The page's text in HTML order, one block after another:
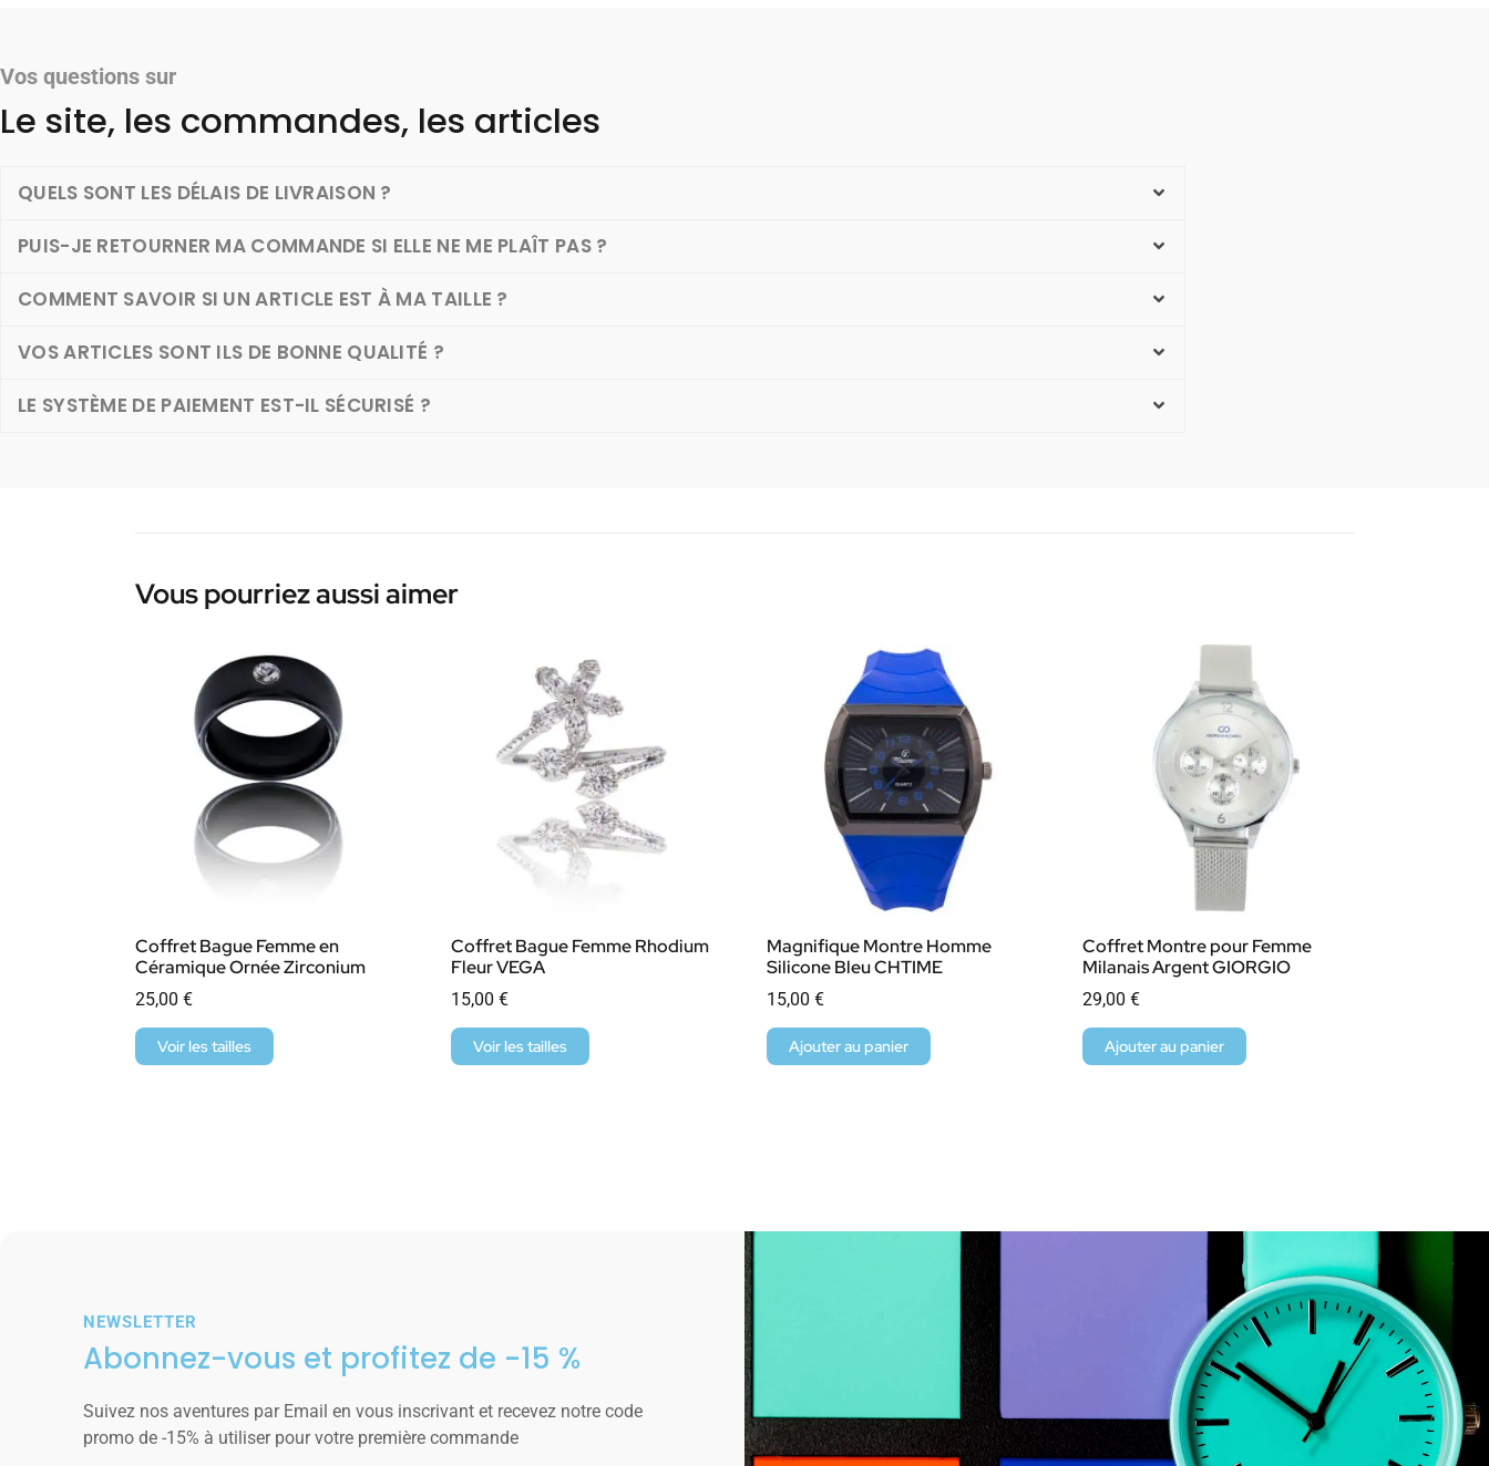
Vos questions sur
Le site, les commandes, les articles
QUELS SONT LES DÉLAIS DE LIVRAISON ?
PUIS-JE RETOURNER MA COMMANDE SI ELLE NE ME PLAÎT PAS ?
COMMENT SAVOIR SI UN ARTICLE EST À MA TAILLE ?
VOS ARTICLES SONT ILS DE BONNE QUALITÉ ?
LE SYSTÈME DE PAIEMENT EST-IL SÉCURISÉ ?
Vous pourriez aussi aimer
Coffret Bague Femme en
Céramique Ornée Zirconium
25,00 €
Voir les tailles
Coffret Bague Femme Rhodium
Fleur VEGA
15,00 €
Voir les tailles
Magnifique Montre Homme
Silicone Bleu CHTIME
15,00 €
Ajouter au panier
Coffret Montre pour Femme
Milanais Argent GIORGIO
29,00 €
Ajouter au panier
NEWSLETTER
Abonnez-vous et profitez de -15 %
Suivez nos aventures par Email en vous inscrivant et recevez notre code
promo de -15% à utiliser pour votre première commande